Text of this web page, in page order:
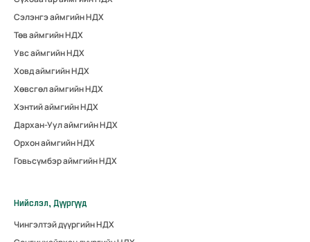
Сэлэнгэ аймгийн НДХ
Төв аймгийн НДХ
Увс аймгийн НДХ
Ховд аймгийн НДХ
Хөвсгөл аймгийн НДХ
Хэнтий аймгийн НДХ
Дархан-Уул аймгийн НДХ
Орхон аймгийн НДХ
Говьсүмбэр аймгийн НДХ
Нийслэл, Дүүргүүд
Чингэлтэй дүүргийн НДХ